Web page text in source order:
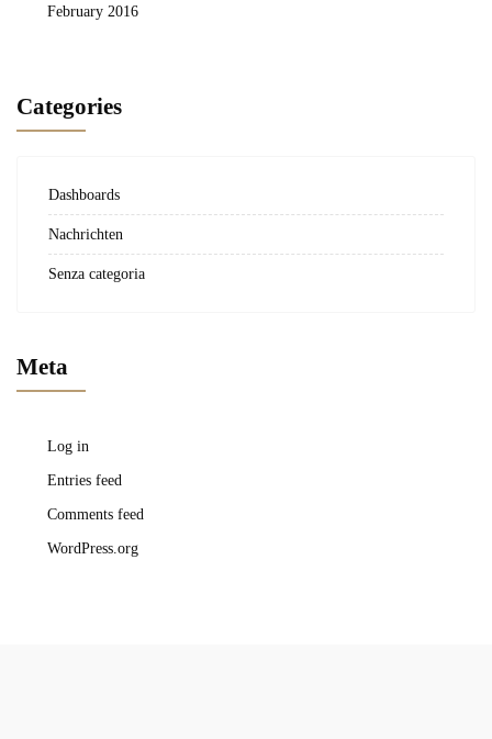
February 2016
Categories
Dashboards
Nachrichten
Senza categoria
Meta
Log in
Entries feed
Comments feed
WordPress.org